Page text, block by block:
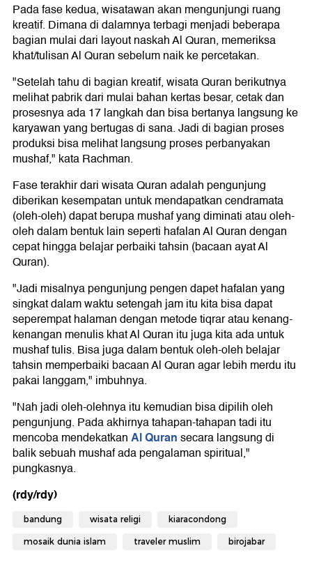
Pada fase kedua, wisatawan akan mengunjungi ruang
kreatif. Dimana di dalamnya terbagi menjadi beberapa
bagian mulai dari layout naskah Al Quran, memeriksa
khat/tulisan Al Quran sebelum naik ke percetakan.
"Setelah tahu di bagian kreatif, wisata Quran berikutnya
melihat pabrik dari mulai bahan kertas besar, cetak dan
prosesnya ada 17 langkah dan bisa bertanya langsung ke
karyawan yang bertugas di sana. Jadi di bagian proses
produksi bisa melihat langsung proses perbanyakan
mushaf," kata Rachman.
Fase terakhir dari wisata Quran adalah pengunjung
diberikan kesempatan untuk mendapatkan cendramata
(oleh-oleh) dapat berupa mushaf yang diminati atau oleh-
oleh dalam bentuk lain seperti hafalan Al Quran dengan
cepat hingga belajar perbaiki tahsin (bacaan ayat Al
Quran).
"Jadi misalnya pengunjung pengen dapet hafalan yang
singkat dalam waktu setengah jam itu kita bisa dapat
seperempat halaman dengan metode tiqrar atau kenang-
kenangan menulis khat Al Quran itu juga kita ada untuk
mushaf tulis. Bisa juga dalam bentuk oleh-oleh belajar
tahsin memperbaiki bacaan Al Quran agar lebih merdu itu
pakai langgam," imbuhnya.
"Nah jadi oleh-olehnya itu kemudian bisa dipilih oleh
pengunjung. Pada akhirnya tahapan-tahapan tadi itu
mencoba mendekatkanAl Quransecara langsung di
balik sebuah mushaf ada pengalaman spiritual,"
pungkasnya.
(rdy/rdy)
bandung wisata religi kiaracondong
mosaik dunia islam traveler muslim birojabar